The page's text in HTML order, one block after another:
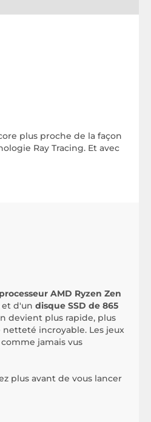
plus proche de la façon
Ray Tracing. Et avec
processeur AMD Ryzen Zen
et d'un disque SSD de 865
devient plus rapide, plus
incroyable. Les jeux
jamais vus
plus avant de vous lancer